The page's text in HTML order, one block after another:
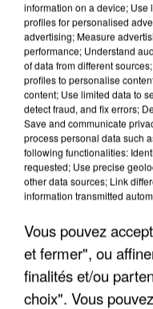
UN SECOND
INTERPELLÉ EN
information on a device; Use
profiles for personalised
advertising; Measure
performance; Understand
of data from different
profiles to personalise
content; Use limited data to
detect fraud, and fix errors;
Save and communicate
process personal data such
following functionalities:
requested; Use precise
other data sources; Link
information transmitted
Vous pouvez
et fermer", ou
finalités et/ou
choix". Vous